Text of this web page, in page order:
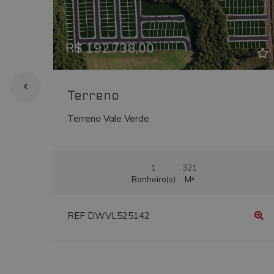
R$ 192.738,00
Terreno
Terreno Vale Verde
1
Banheiro(s)
321
M²
REF DWVL525142
uvc
.addthis.com
_gcl_au